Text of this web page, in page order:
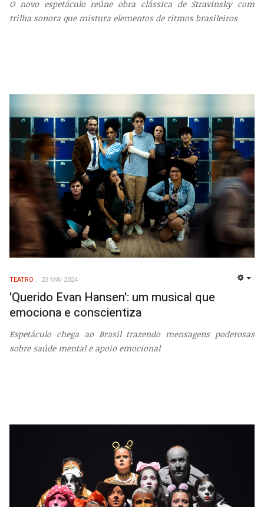
O novo espetáculo reúne obra clássica de Stravinsky com
trilha sonora que mistura elementos de ritmos brasileiros
TEATRO 23 MAI 2024
'Querido Evan Hansen': um musical que
emociona e conscientiza
Espetáculo chega ao Brasil trazendo mensagens poderosas
sobre saúde mental e apoio emocional